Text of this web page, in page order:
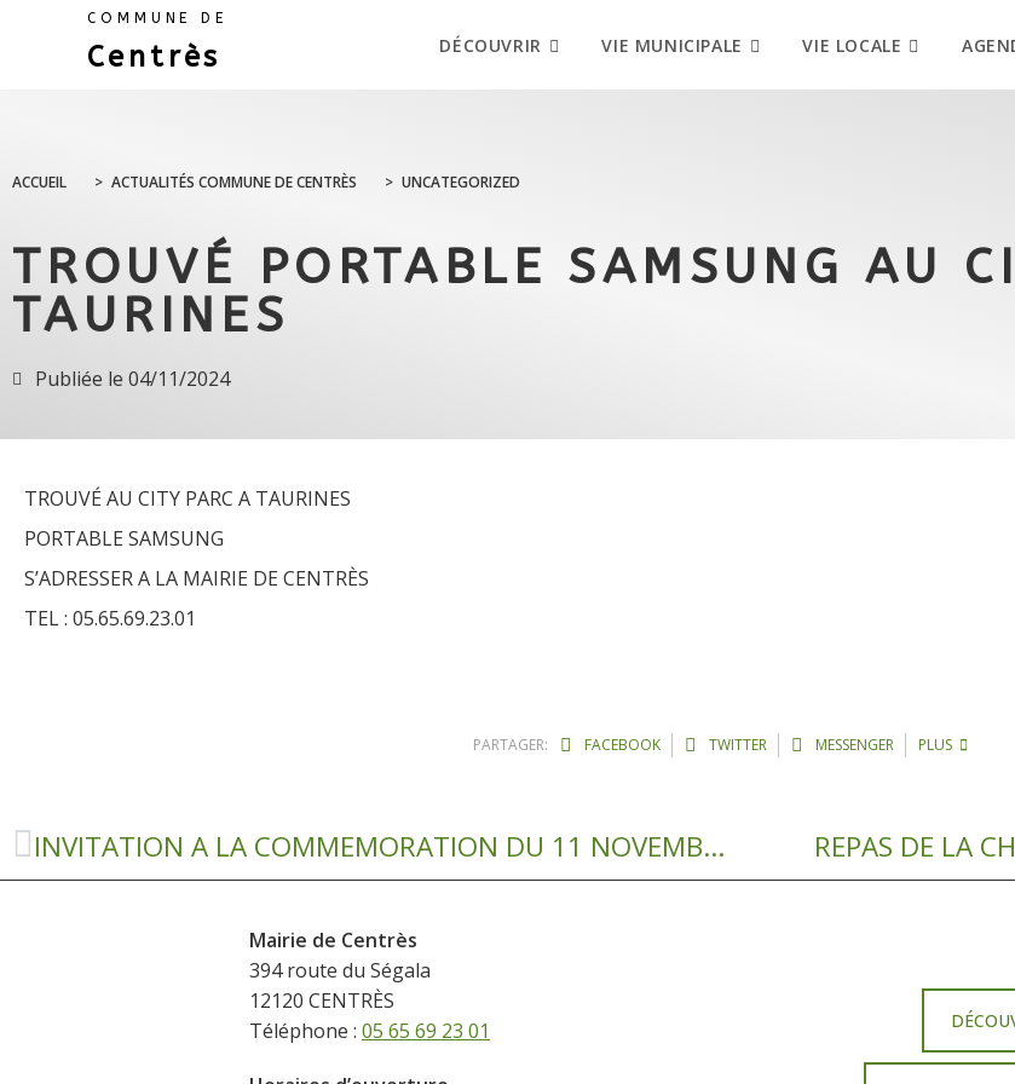
COMMUNE DE
Centrès DÉCOUVRIR VIE MUNICIPALE VIE LOCALE
ACCUEIL > ACTUALITÉS COMMUNE DE CENTRÈS > UNCATEGORIZED
TROUVÉ PORTABLE SAMSUNG AU
TAURINES
Publiée le 04/11/2024
TROUVÉ AU CITY PARC A TAURINES
PORTABLE SAMSUNG
S’ADRESSER A LA MAIRIE DE CENTRÈS
TEL : 05.65.69.23.01
PARTAGER: FACEBOOK TWITTER MESSENGER PLUS
INVITATION A LA COMMEMORATION DU 11 NOVEMBRE REPAS DE LA
Mairie de Centrès
394 route du Ségala
12120 CENTRÈS
Téléphone : 05 65 69 23 01